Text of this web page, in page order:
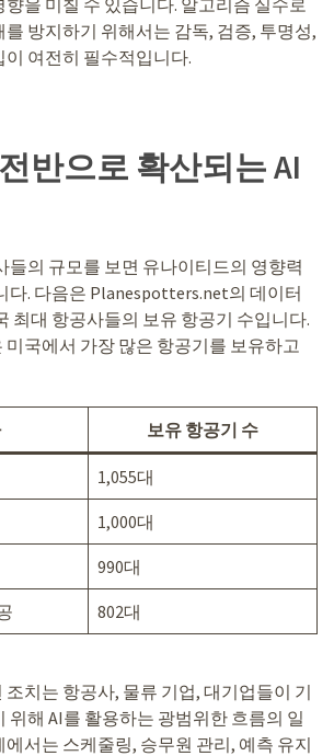
방지하기 위해서는 감독, 검증, 투명성,
이 여전히 필수적입니다.
반으로 확산되는 AI
들의 규모를 보면 유나이티드의 영향력
다. 다음은 Planespotters.net의 데이터
최대 항공사들의 보유 항공기 수입니다.
국에서 가장 많은 항공기를 보유하고
보유 항공기 수
1,055대
1,000대
990대
802대
치는 항공사, 물류 기업, 대기업들이 기
위해 AI를 활용하는 광범위한 흐름의 일
서는 스케줄링, 승무원 관리, 예측 유지